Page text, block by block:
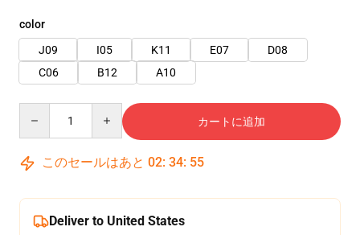
color
J09
I05 K11 E07
D08
C06
B12 A10
カートに追加
このセールはあと 02: 34: 54
Deliver to United States